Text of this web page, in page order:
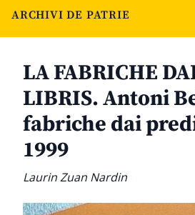
ARCHIVI DE PATRIE
LA FABRICHE
LIBRIS. Antoni
fabriche dai
1999
Laurin Zuan Nardin